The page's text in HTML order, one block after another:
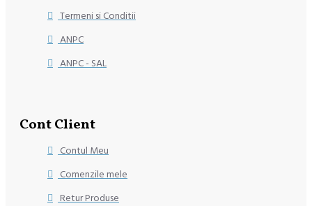
Termeni si Conditii
ANPC
ANPC - SAL
Cont Client
Contul Meu
Comenzile mele
Retur Produse